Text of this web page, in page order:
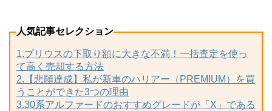
人気記事セレクション
1.プリウスの下取り額に大きな不満！一括査定を使っ
て高く売却する方法
2.【悲願達成】私が新車のハリアー（PREMIUM）を買
うことができた3つの理由
3.30系アルファードのおすすめグレードが「X」である